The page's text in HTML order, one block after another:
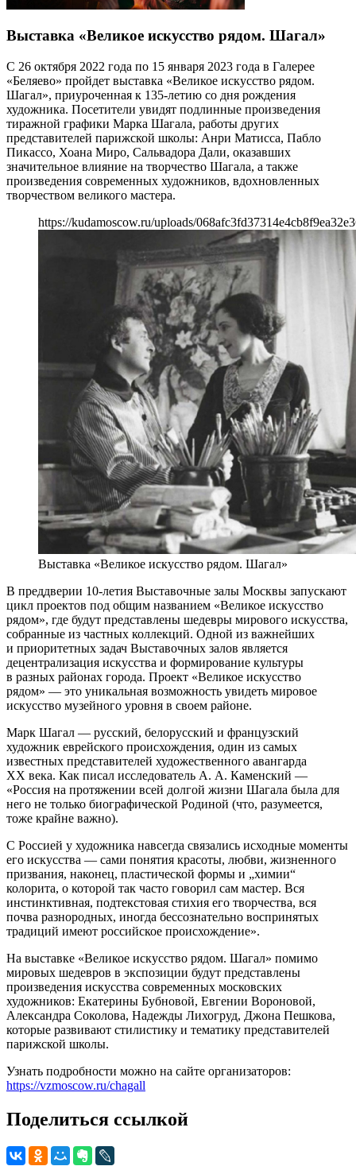
Выставка «Великое искусство рядом. Шагал»
С 26 октября 2022 года по 15 января 2023 года в Галерее
«Беляево» пройдет выставка «Великое искусство рядом.
Шагал», приуроченная к 135-летию со дня рождения
художника. Посетители увидят подлинные произведения
тиражной графики Марка Шагала, работы других
представителей парижской школы: Анри Матисса, Пабло
Пикассо, Хоана Миро, Сальвадора Дали, оказавших
значительное влияние на творчество Шагала, а также
произведения современных художников, вдохновленных
творчеством великого мастера.
https://kudamoscow.ru/uploads/
Выставка «Великое искусство рядом. Шагал»
В преддверии 10-летия Выставочные залы Москвы запускают
цикл проектов под общим названием «Великое искусство
рядом», где будут представлены шедевры мирового искусства,
собранные из частных коллекций. Одной из важнейших
и приоритетных задач Выставочных залов является
децентрализация искусства и формирование культуры
в разных районах города. Проект «Великое искусство
рядом» — это уникальная возможность увидеть мировое
искусство музейного уровня в своем районе.
Марк Шагал — русский, белорусский и французский
художник еврейского происхождения, один из самых
известных представителей художественного авангарда
XX века. Как писал исследователь А. А. Каменский —
«Россия на протяжении всей долгой жизни Шагала была для
него не только биографической Родиной (что, разумеется,
тоже крайне важно).
С Россией у художника навсегда связались исходные моменты
его искусства — сами понятия красоты, любви, жизненного
призвания, наконец, пластической формы и „химии“
колорита, о которой так часто говорил сам мастер. Вся
инстинктивная, подтекстовая стихия его творчества, вся
почва разнородных, иногда бессознательно воспринятых
традиций имеют российское происхождение».
На выставке «Великое искусство рядом. Шагал» помимо
мировых шедевров в экспозиции будут представлены
произведения искусства современных московских
художников: Екатерины Бубновой, Евгении Вороновой,
Александра Соколова, Надежды Лихогруд, Джона Пешкова,
которые развивают стилистику и тематику представителей
парижской школы.
Узнать подробности можно на сайте организаторов:
https://vzmoscow.ru/chagall
Поделиться ссылкой